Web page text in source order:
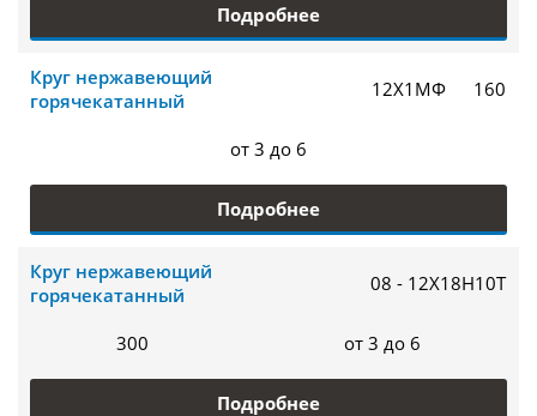
Подробнее
Круг нержавеющий
горячекатанный
12Х1МФ 160
от 3 до 6
Подробнее
Круг нержавеющий
горячекатанный
08 - 12Х18Н10Т
300 от 3 до 6
Подробнее